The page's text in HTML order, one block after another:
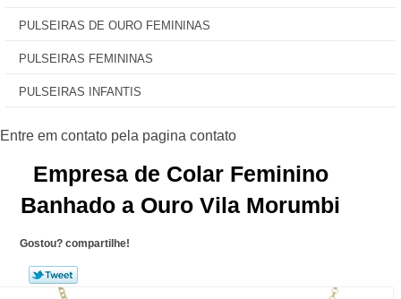
PULSEIRAS DE OURO FEMININAS
PULSEIRAS FEMININAS
PULSEIRAS INFANTIS
Empresa de Colar Feminino
Banhado a Ouro Vila Morumbi
Gostou? compartilhe!